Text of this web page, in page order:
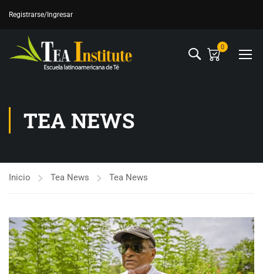
Registrarse/Ingresar
0
TEA NEWS
Inicio Tea News Tea News